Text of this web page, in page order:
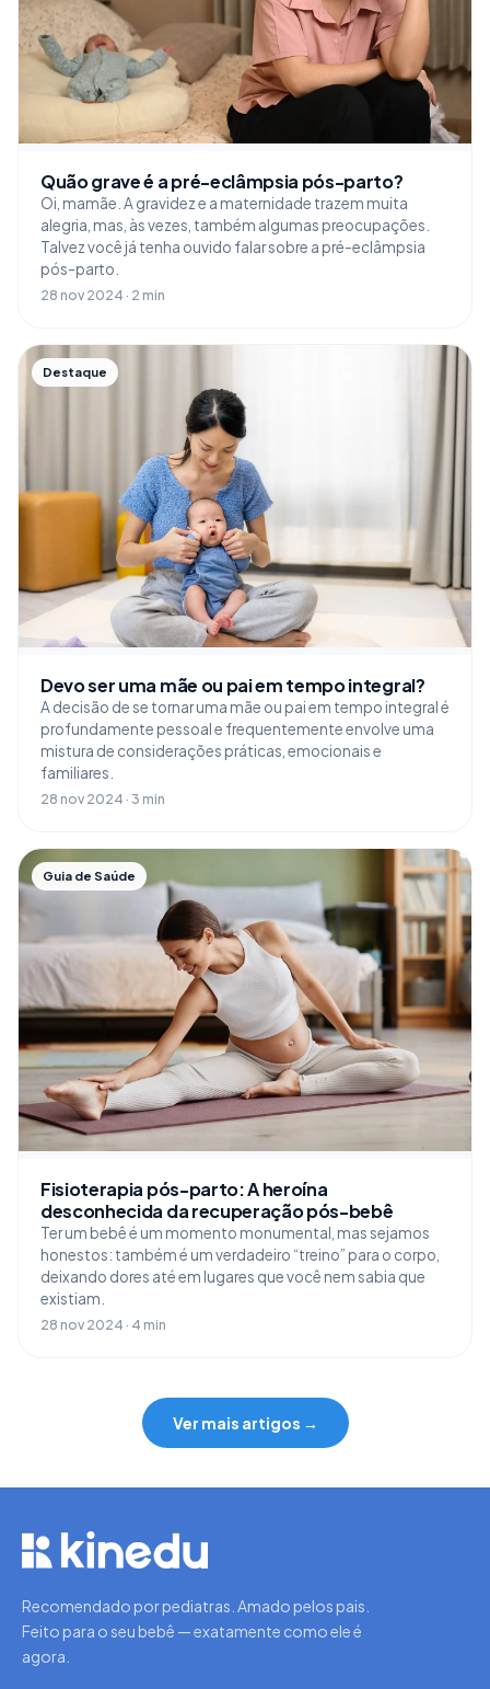
Quão grave é a pré-eclâmpsia pós-parto?
Oi, mamãe. A gravidez e a maternidade trazem muita
alegria, mas, às vezes, também algumas preocupações.
Talvez você já tenha ouvido falar sobre a pré-eclâmpsia
pós-parto.
28 nov 2024 · 2 min
Destaque
Devo ser uma mãe ou pai em tempo integral?
A decisão de se tornar uma mãe ou pai em tempo integral é
profundamente pessoal e frequentemente envolve uma
mistura de considerações práticas, emocionais e
familiares.
28 nov 2024 · 3 min
Guia de Saúde
Fisioterapia pós-parto: A heroína
desconhecida da recuperação pós-bebê
Ter um bebê é um momento monumental, mas sejamos
honestos: também é um verdadeiro “treino” para o corpo,
deixando dores até em lugares que você nem sabia que
existiam.
28 nov 2024 · 4 min
Ver mais artigos →
Recomendado por pediatras. Amado pelos pais.
Feito para o seu bebê — exatamente como ele é
agora.